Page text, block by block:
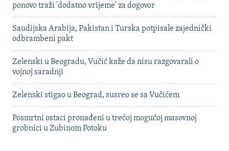
ponovo traži 'dodatno vrijeme' za dogovor
Saudijska Arabija, Pakistan i Turska potpisale zajednički
odbrambeni pakt
Zelenski u Beogradu, Vučić kaže da nisu razgovarali o
vojnoj saradnji
Zelenski stigao u Beograd, susreo se sa Vučićem
Posmrtni ostaci pronađeni u trećoj mogućoj masovnoj
grobnici u Zubinom Potoku